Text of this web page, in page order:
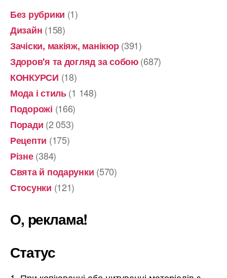
Без рубрики (1)
Дизайн (158)
Зачіски, макіяж, манікюр(391)
Здоров'я та догляд за собою(687)
КОНКУРСИ (18)
Мода і стиль(1 148)
Подорожі (166)
Поради (2 053)
Рецепти (175)
Різне(384)
Свята й подарунки (570)
Стосунки (121)
О, реклама!
Статус